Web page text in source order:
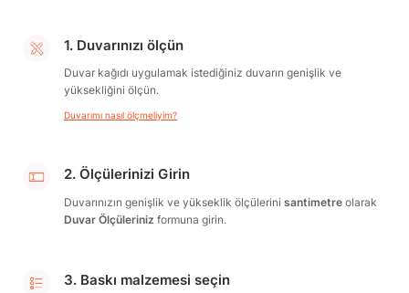
1. Duvarınızı ölçün
Duvar kağıdı uygulamak istediğiniz duvarın genişlik ve
yüksekliğini ölçün.
Duvarımı nasıl ölçmeliyim?
2. Ölçülerinizi Girin
Duvarınızın genişlik ve yükseklik ölçülerini santimetre olarak
Duvar Ölçüleriniz formuna girin.
3. Baskı malzemesi seçin